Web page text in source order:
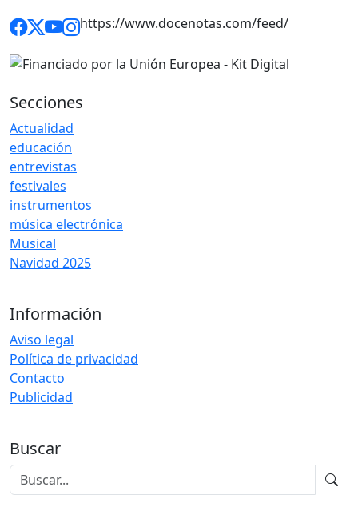
https://www.docenotas.com/feed/
Secciones
Actualidad
educación
entrevistas
festivales
instrumentos
música electrónica
Musical
Navidad 2025
Información
Aviso legal
Política de privacidad
Contacto
Publicidad
Buscar